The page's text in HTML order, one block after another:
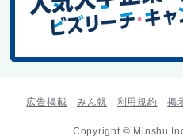
広告掲載 みん就 利用規約 掲
Copyright © Minshu